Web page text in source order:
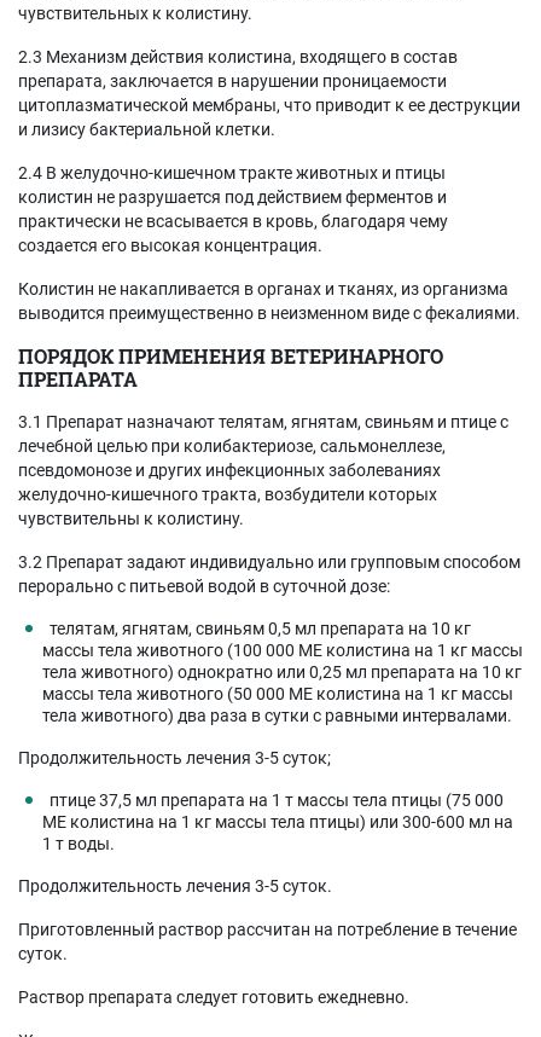
чувствительных к колистину.
2.3 Механизм действия колистина, входящего в состав
препарата, заключается в нарушении проницаемости
цитоплазматической мембраны, что приводит к ее деструкции
и лизису бактериальной клетки.
2.4 В желудочно-кишечном тракте животных и птицы
колистин не разрушается под действием ферментов и
практически не всасывается в кровь, благодаря чему
создается его высокая концентрация.
Колистин не накапливается в органах и тканях, из организма
выводится преимущественно в неизменном виде с фекалиями.
ПОРЯДОК ПРИМЕНЕНИЯ ВЕТЕРИНАРНОГО
ПРЕПАРАТА
3.1 Препарат назначают телятам, ягнятам, свиньям и птице с
лечебной целью при колибактериозе, сальмонеллезе,
псевдомонозе и других инфекционных заболеваниях
желудочно-кишечного тракта, возбудители которых
чувствительны к колистину.
3.2 Препарат задают индивидуально или групповым способом
перорально с питьевой водой в суточной дозе:
телятам, ягнятам, свиньям 0,5 мл препарата на 10 кг
массы тела животного (100 000 МЕ колистина на 1 кг массы
тела животного) однократно или 0,25 мл препарата на 10 кг
массы тела животного (50 000 МЕ колистина на 1 кг массы
тела животного) два раза в сутки с равными интервалами.
Продолжительность лечения 3-5 суток;
птице 37,5 мл препарата на 1 т массы тела птицы (75 000
МЕ колистина на 1 кг массы тела птицы) или 300-600 мл на
1 т воды.
Продолжительность лечения 3-5 суток.
Приготовленный раствор рассчитан на потребление в течение
суток.
Раствор препарата следует готовить ежедневно.